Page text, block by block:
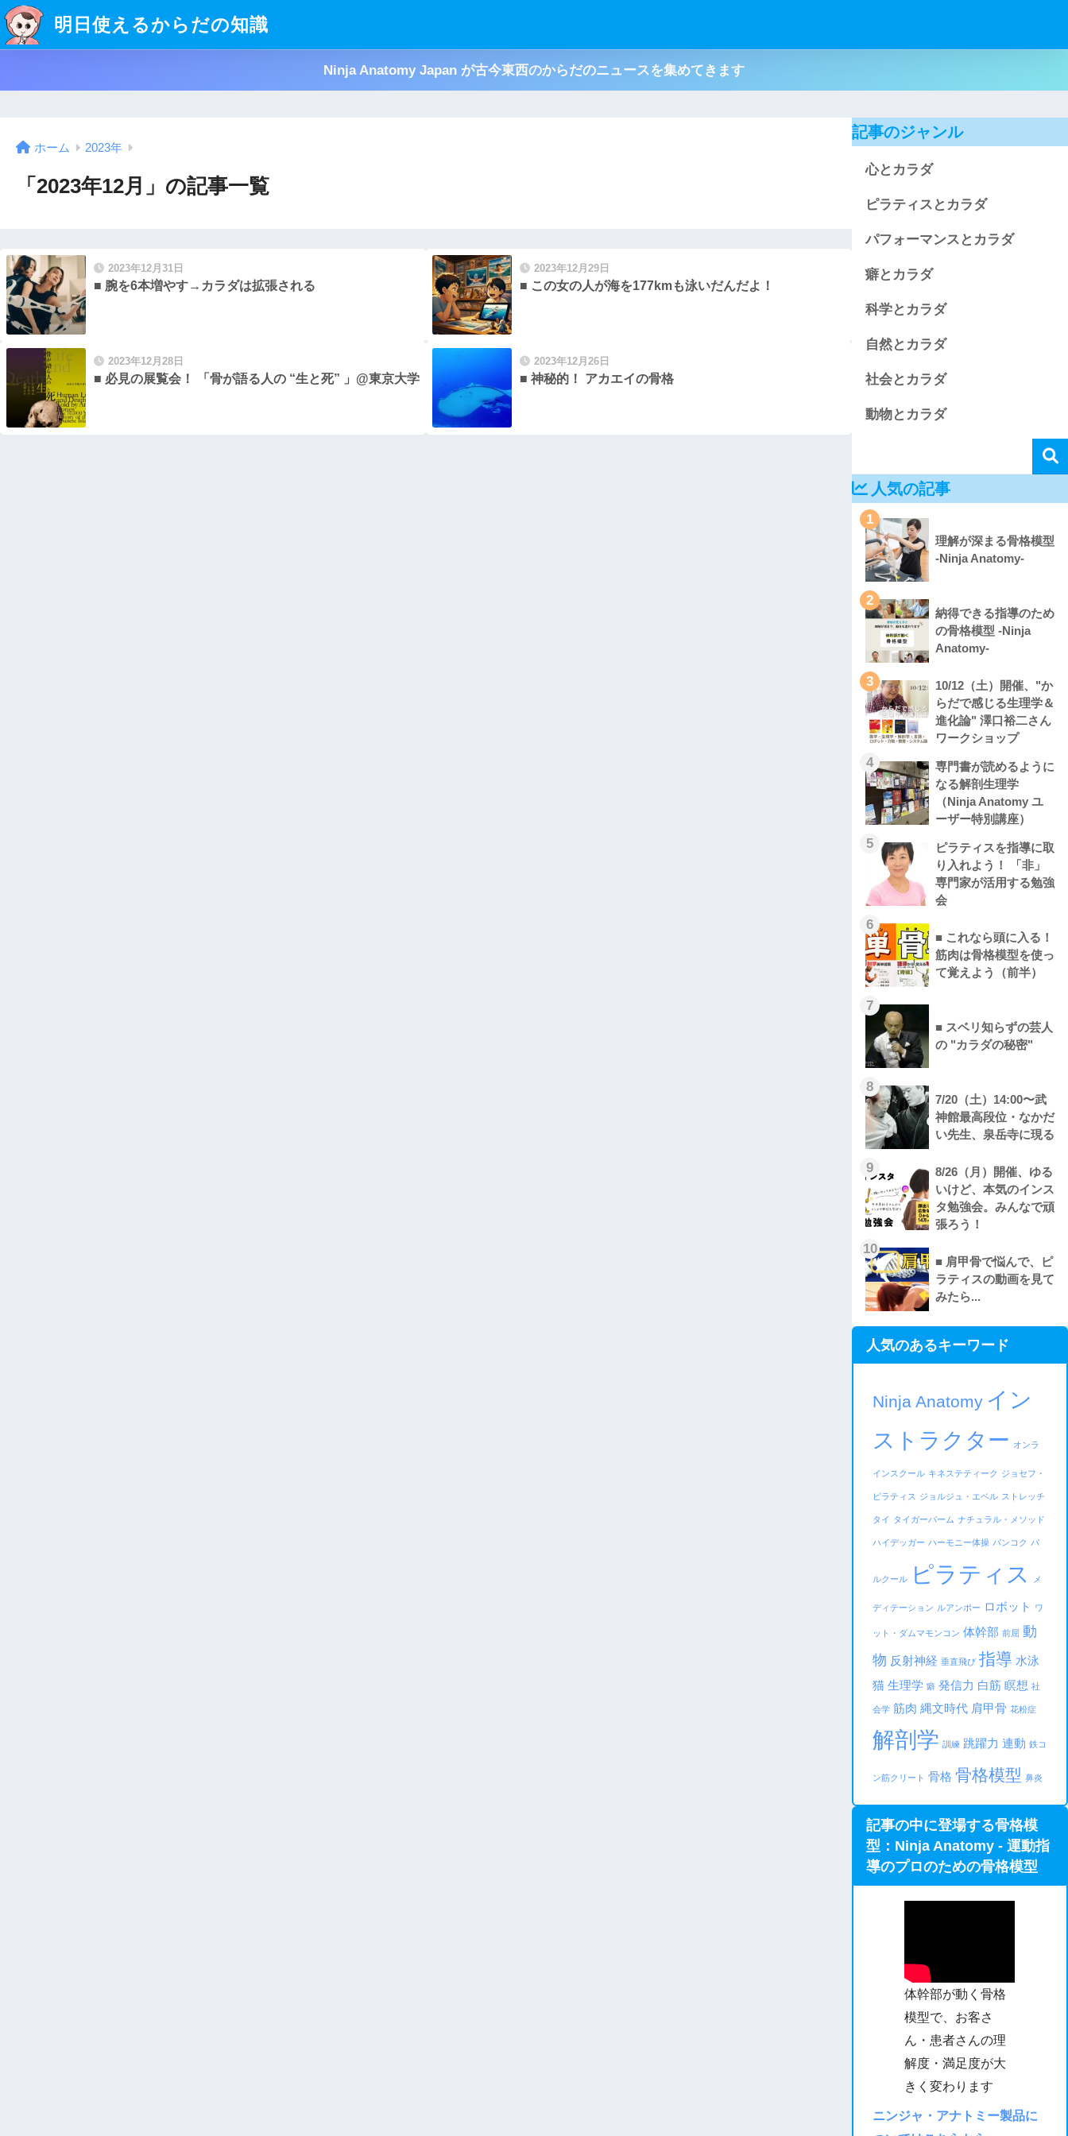
明日使えるからだの知識
Ninja Anatomy Japan が古今東西のからだのニュースを集めてきます
ホーム 2023年
「2023年12月」の記事一覧
2023年12月31日
■ 腕を6本増やす→カラダは拡張される
2023年12月29日
■ この女の人が海を177kmも泳いだんだよ！
2023年12月28日
■ 必見の展覧会！ 「骨が語る人の “生と死” 」@東京大学
2023年12月26日
■ 神秘的！ アカエイの骨格
記事のジャンル
心とカラダ
ピラティスとカラダ
パフォーマンスとカラダ
癖とカラダ
科学とカラダ
自然とカラダ
社会とカラダ
動物とカラダ
人気の記事
1
理解が深まる骨格模型
-Ninja Anatomy-
2
納得できる指導のため
の骨格模型 -Ninja
Anatomy-
3
10/12（土）開催、"か
らだで感じる生理学＆
進化論" 澤口裕二さん
ワークショップ
4
専門書が読めるように
なる解剖生理学
（Ninja Anatomy ユ
ーザー特別講座）
5
ピラティスを指導に取
り入れよう！ 「非」
専門家が活用する勉強
会
6
■ これなら頭に入る！
筋肉は骨格模型を使っ
て覚えよう（前半）
7
■ スベリ知らずの芸人
の "カラダの秘密"
8
7/20（土）14:00〜武
神館最高段位・なかだ
い先生、泉岳寺に現る
9
8/26（月）開催、ゆる
いけど、本気のインス
タ勉強会。みんなで頑
張ろう！
10
■ 肩甲骨で悩んで、ピ
ラティスの動画を見て
みたら...
人気のあるキーワード
Ninja Anatomy イン
ストラクター オンラ
インスクール キネステティーク ジョセフ・
ピラティス ジョルジュ・エベル ストレッチ
タイ タイガーバーム ナチュラル・メソッド
ハイデッガー ハーモニー体操 バンコク パ
ルクール ピラティス メ
ディテーション ルアンポー ロボット ワ
ット・ダムマモンコン 体幹部 前屈 動
物 反射神経 垂直飛び 指導 水泳
猫 生理学 癖 発信力 白筋 瞑想 社
会学 筋肉 縄文時代 肩甲骨 花粉症
解剖学 訓練 跳躍力 連動 鉄コ
ン筋クリート 骨格 骨格模型 鼻炎
記事の中に登場する骨格模
型：Ninja Anatomy - 運動指
導のプロのための骨格模型
体幹部が動く骨格
模型で、お客さ
ん・患者さんの理
解度・満足度が大
きく変わります
ニンジャ・アナトミー製品に